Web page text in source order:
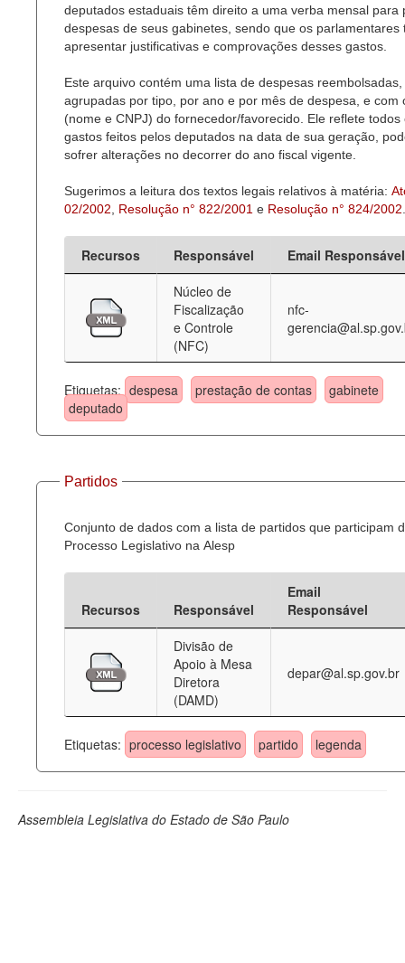
deputados estaduais têm direito a uma verba mensal para
despesas de seus gabinetes, sendo que os parlamentares
apresentar justificativas e comprovações desses gastos.
Este arquivo contém uma lista de despesas reembolsadas,
agrupadas por tipo, por ano e por mês de despesa, e com
(nome e CNPJ) do fornecedor/favorecido. Ele reflete todos
gastos feitos pelos deputados na data de sua geração,
sofrer alterações no decorrer do ano fiscal vigente.
Sugerimos a leitura dos textos legais relativos à matéria:
02/2002
Resolução n° 822/2001 e Resolução n° 824/2002
Recursos Responsável
Email Responsável
Núcleo de
Fiscalização
e Controle
(NFC)
nfc-
Etiquetas: despesa prestação de contas
gabinete
deputado
Partidos
Conjunto de dados com a lista de partidos que participam
Processo Legislativo na Alesp
Recursos Responsável
Email
Responsável
Divisão de
Apoio à Mesa
Diretora
(DAMD)
depar@al.sp.gov.br
Etiquetas: processo legislativo partido legenda
Assembleia Legislativa do Estado de São Paulo